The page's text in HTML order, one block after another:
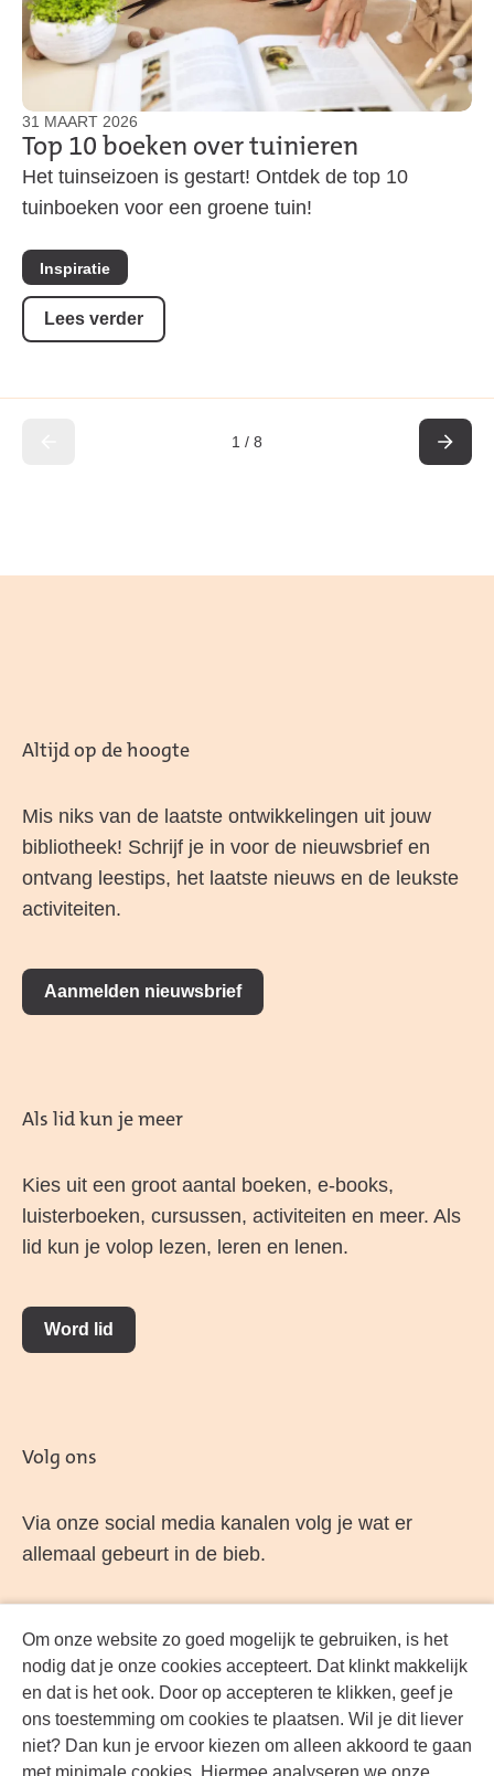
Om onze website zo goed mogelijk te gebruiken, is het
nodig dat je onze cookies accepteert. Dat klinkt makkelijk
en dat is het ook. Door op accepteren te klikken, geef je
ons toestemming om cookies te plaatsen. Wil je dit liever
niet? Dan kun je ervoor kiezen om alleen akkoord te gaan
met minimale cookies. Hiermee analyseren we onze
Lees verder
31 MAART 2026
Top 10 boeken over tuinieren
Het tuinseizoen is gestart! Ontdek de top 10
tuinboeken voor een groene tuin!
Inspiratie
1 / 8
Altijd op de hoogte
Mis niks van de laatste ontwikkelingen uit jouw
bibliotheek! Schrijf je in voor de nieuwsbrief en
ontvang leestips, het laatste nieuws en de leukste
activiteiten.
Aanmelden nieuwsbrief
Als lid kun je meer
Kies uit een groot aantal boeken, e-books,
luisterboeken, cursussen, activiteiten en meer. Als
lid kun je volop lezen, leren en lenen.
Word lid
Volg ons
Via onze social media kanalen volg je wat er
allemaal gebeurt in de bieb.
FacebookLinkedInInstagramYouTube